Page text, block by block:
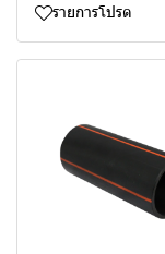
รายการโปรด